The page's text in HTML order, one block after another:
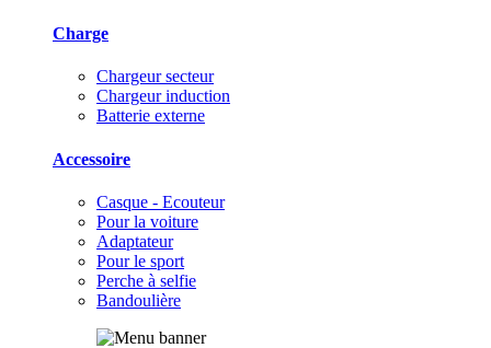
Charge
Chargeur secteur
Chargeur induction
Batterie externe
Accessoire
Casque - Ecouteur
Pour la voiture
Adaptateur
Pour le sport
Perche à selfie
Bandoulière